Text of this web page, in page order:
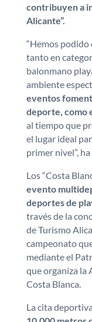
contribuyen a
Alicante”.
“Hemos podido
tanto en
balonmano
ambiente
eventos
deporte, como
al tiempo que
el lugar ideal
primer nivel”,
Los “Costa
evento
deportes de
través de la
de Turismo
campeonato
mediante el
que organiza la
Costa Blanca.
La cita